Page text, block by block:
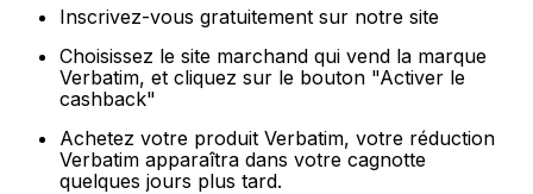
Inscrivez-vous gratuitement sur notre site
Choisissez le site marchand qui vend la marque
Verbatim, et cliquez sur le bouton "Activer le
cashback"
Achetez votre produit Verbatim, votre réduction
Verbatim apparaîtra dans votre cagnotte
quelques jours plus tard.